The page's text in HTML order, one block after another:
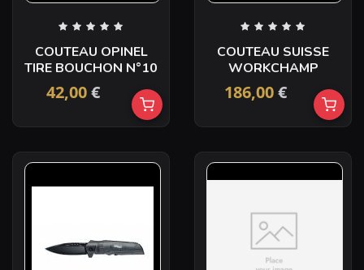
COUTEAU OPINEL
TIRE BOUCHON N°10
42,00€
COUTEAU SUISSE
WORKCHAMP
186,00€